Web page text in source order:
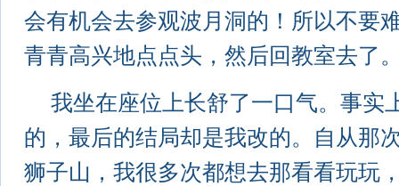
会有机会去参观波月洞的！所以不要
青青高兴地点点头，然后回教室去了
我坐在座位上长舒了一口气。事实
的，最后的结局却是我改的。自从那
狮子山，我很多次都想去那看看玩玩